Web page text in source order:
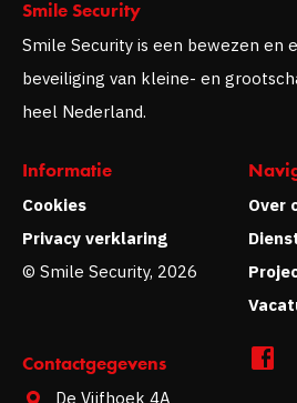
Smile Security
Smile Security is een bewezen en
beveiliging van kleine- en
heel Nederland.
Informatie
Cookies
Privacy verklaring
© Smile Security, 2026
Over
Contactgegevens
De Vijfhoek 4A